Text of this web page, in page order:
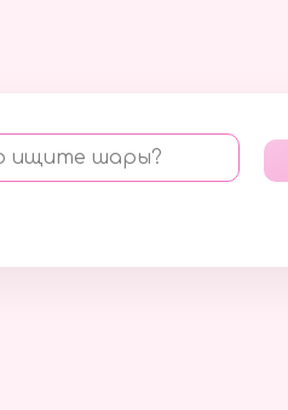
ищите шары?